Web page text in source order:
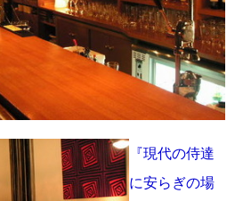
『現代の侍達
に安らぎの場